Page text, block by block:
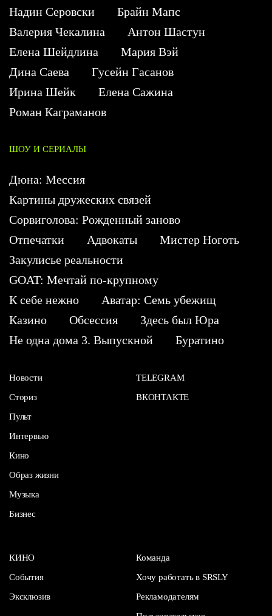
Надин Серовски
Брайн Мапс
Валерия Чекалина
Антон Шастун
Елена Шейдлина
Мария Вэй
Дина Саева
Гусейн Гасанов
Ирина Шейк
Елена Сажина
Роман Каграманов
ШОУ И СЕРИАЛЫ
Дюна: Мессия
Картины дружеских связей
Сорвиголова: Рожденный заново
Отпечатки
Адвокаты
Мистер Ноготь
Закулисье реальности
GOAT: Мечтай по-крупному
К себе нежно
Аватар: Семь убежищ
Казино
Обсессия
Здесь был Юра
Не одна дома 3. Выпускной
Буратино
Новости
Сториз
Пульт
Интервью
Кино
Образ жизни
Музыка
Бизнес
TELEGRAM
ВКОНТАКТЕ
КИНО
События
Эксклюзив
Команда
Хочу работать в SRSLY
Рекламодателям